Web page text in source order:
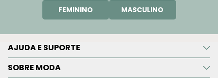
FEMININO MASCULINO
AJUDA E SUPORTE
SOBRE MODA